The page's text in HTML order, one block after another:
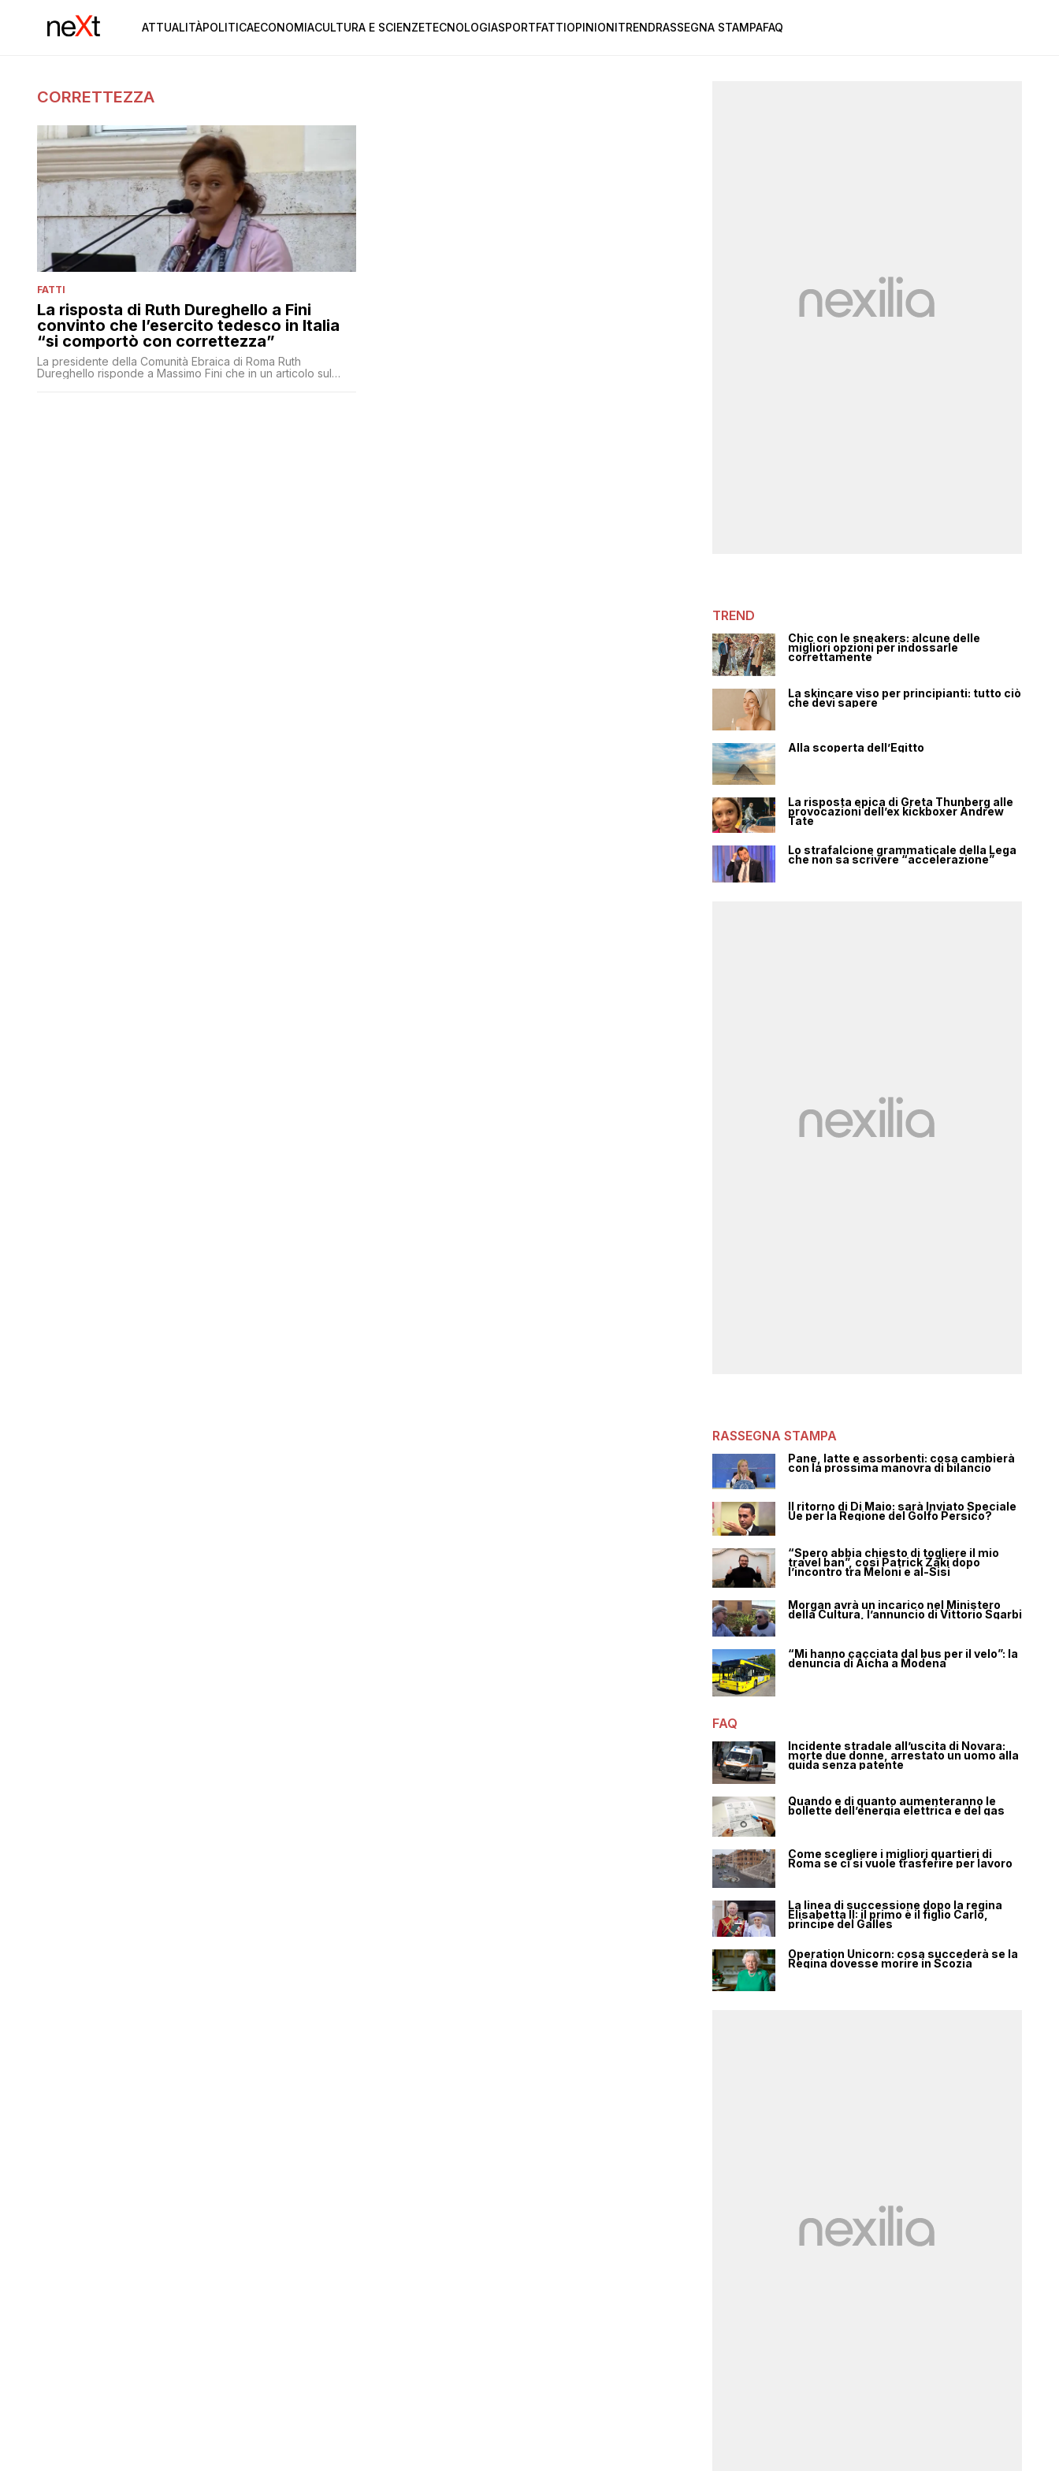
ATTUALITÀPOLITICAECONOMIACULTURA E SCIENZETECNOLOGIASPORTFATTIOPINIONITRENDRASSEGNA STAMPAFAQ
CORRETTEZZA
FATTI
La risposta di Ruth Dureghello a Fini
convinto che l’esercito tedesco in Italia
“si comportò con correttezza”
La presidente della Comunità Ebraica di Roma Ruth
Dureghello risponde a Massimo Fini che in un articolo sul
TREND
Chic con le sneakers: alcune delle
migliori opzioni per indossarle
correttamente
La skincare viso per principianti: tutto ciò
che devi sapere
Alla scoperta dell’Egitto
La risposta epica di Greta Thunberg alle
provocazioni dell’ex kickboxer Andrew
Tate
Lo strafalcione grammaticale della Lega
che non sa scrivere “accelerazione”
RASSEGNA STAMPA
Pane, latte e assorbenti: cosa cambierà
con la prossima manovra di bilancio
Il ritorno di Di Maio: sarà Inviato Speciale
Ue per la Regione del Golfo Persico?
“Spero abbia chiesto di togliere il mio
travel ban”, così Patrick Zaki dopo
l’incontro tra Meloni e al-Sisi
Morgan avrà un incarico nel Ministero
della Cultura, l’annuncio di Vittorio Sgarbi
“Mi hanno cacciata dal bus per il velo”: la
denuncia di Aicha a Modena
FAQ
Incidente stradale all’uscita di Novara:
morte due donne, arrestato un uomo alla
guida senza patente
Quando e di quanto aumenteranno le
bollette dell’energia elettrica e del gas
Come scegliere i migliori quartieri di
Roma se ci si vuole trasferire per lavoro
La linea di successione dopo la regina
Elisabetta II: il primo è il figlio Carlo,
principe del Galles
Operation Unicorn: cosa succederà se la
Regina dovesse morire in Scozia